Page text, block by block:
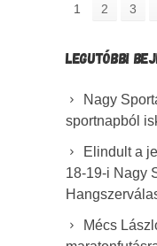
1 2 3
LEGUTÓBBI
Nagy
sportnapból
Elindult a
18-19-i Nagy
Mécs